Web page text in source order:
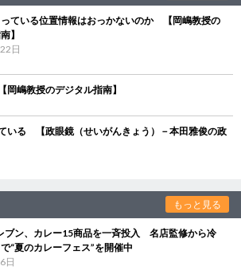
ている位置情報はおっかないのか 【岡嶋教授の
】
日
嶋教授のデジタル指南】
いる 【政眼鏡（せいがんきょう）－本田雅俊の政
もっと見る
ブン、カレー15商品を一斉投入 名店監修から冷
“夏のカレーフェス”を開催中
日